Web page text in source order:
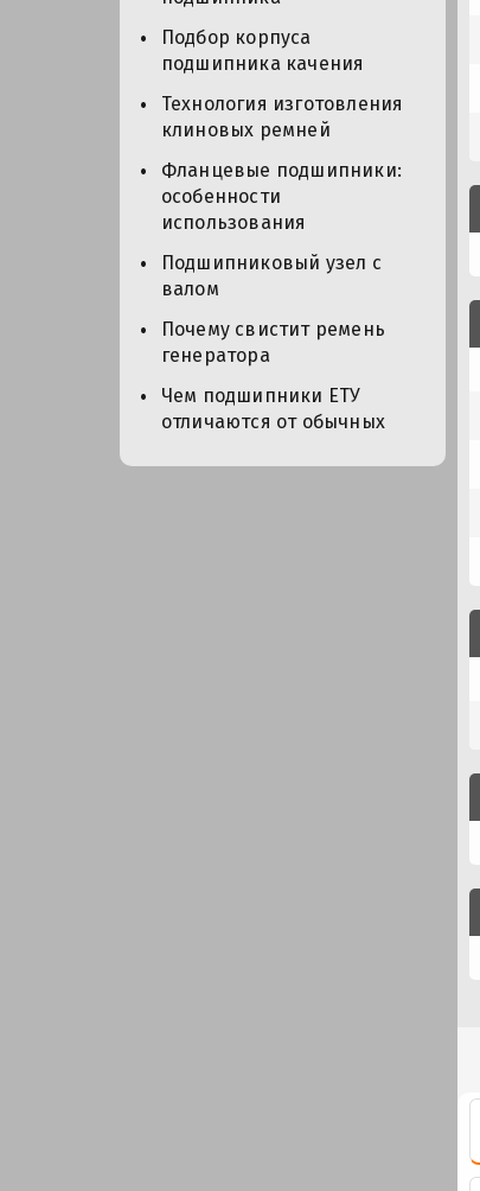
Подбор корпуса
подшипника качения
Технология изготовления
клиновых ремней
Фланцевые подшипники:
особенности
использования
Подшипниковый узел с
валом
Почему свистит ремень
генератора
Чем подшипники ЕТУ
отличаются от обычных